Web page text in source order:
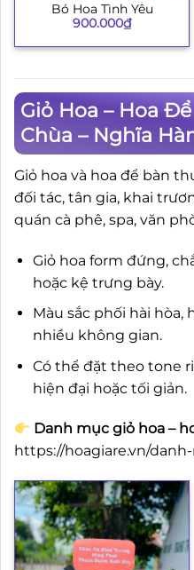
Bó Hoa Tình Yêu
900.000₫
Giỏ Hoa – Hoa
Chùa – Nghĩa
Giỏ hoa và hoa để bàn
đối tác, tân gia, khai
quán cà phê, spa, văn
Giỏ hoa form đứng,
hoặc kệ trưng bày.
Màu sắc phối hài hòa,
nhiều không gian.
Có thể đặt theo tone
hiện đại hoặc tối giản.
Danh mục giỏ hoa –
https://hoagiare.vn/